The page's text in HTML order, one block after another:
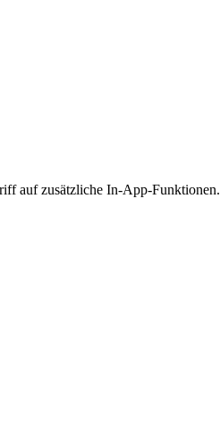
auf zusätzliche In-App-Funktionen.